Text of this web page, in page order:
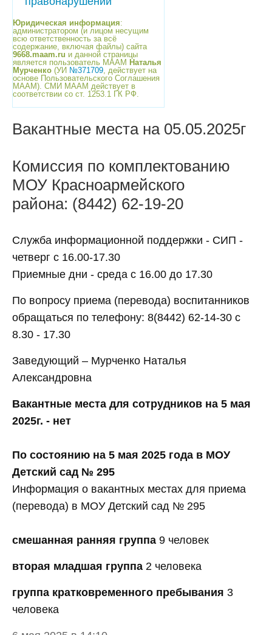
Юридическая информация:
администратором (и лицом несущим
всю ответственность за всё
содержание, включая файлы) сайта
9668.maam.ru и данной страницы
является пользователь МААМ Наталья
Мурченко (УИ №371709, действует на
основе Пользовательского Соглашения
МААМ). СМИ МААМ действует в
соответствии со ст. 1253.1 ГК РФ.
Вакантные места на 05.05.2025г
Комиссия по комплектованию
МОУ Красноармейского
района: (8442) 62-19-20
Служба информационной поддержки - СИП -
четверг с 16.00-17.30
Приемные дни - среда с 16.00 до 17.30
По вопросу приема (перевода) воспитанников
обращаться по телефону: 8(8442) 62-14-30 с
8.30 - 17.30
Заведующий – Мурченко Наталья
Александровна
Вакантные места для сотрудников на 5 мая
2025г. - нет
По состоянию на 5 мая 2025 года в МОУ
Детский сад № 295
Информация о вакантных местах для приема
(перевода) в МОУ Детский сад № 295
смешанная ранняя группа 9 человек
вторая младшая группа 2 человека
группа кратковременного пребывания 3
человека